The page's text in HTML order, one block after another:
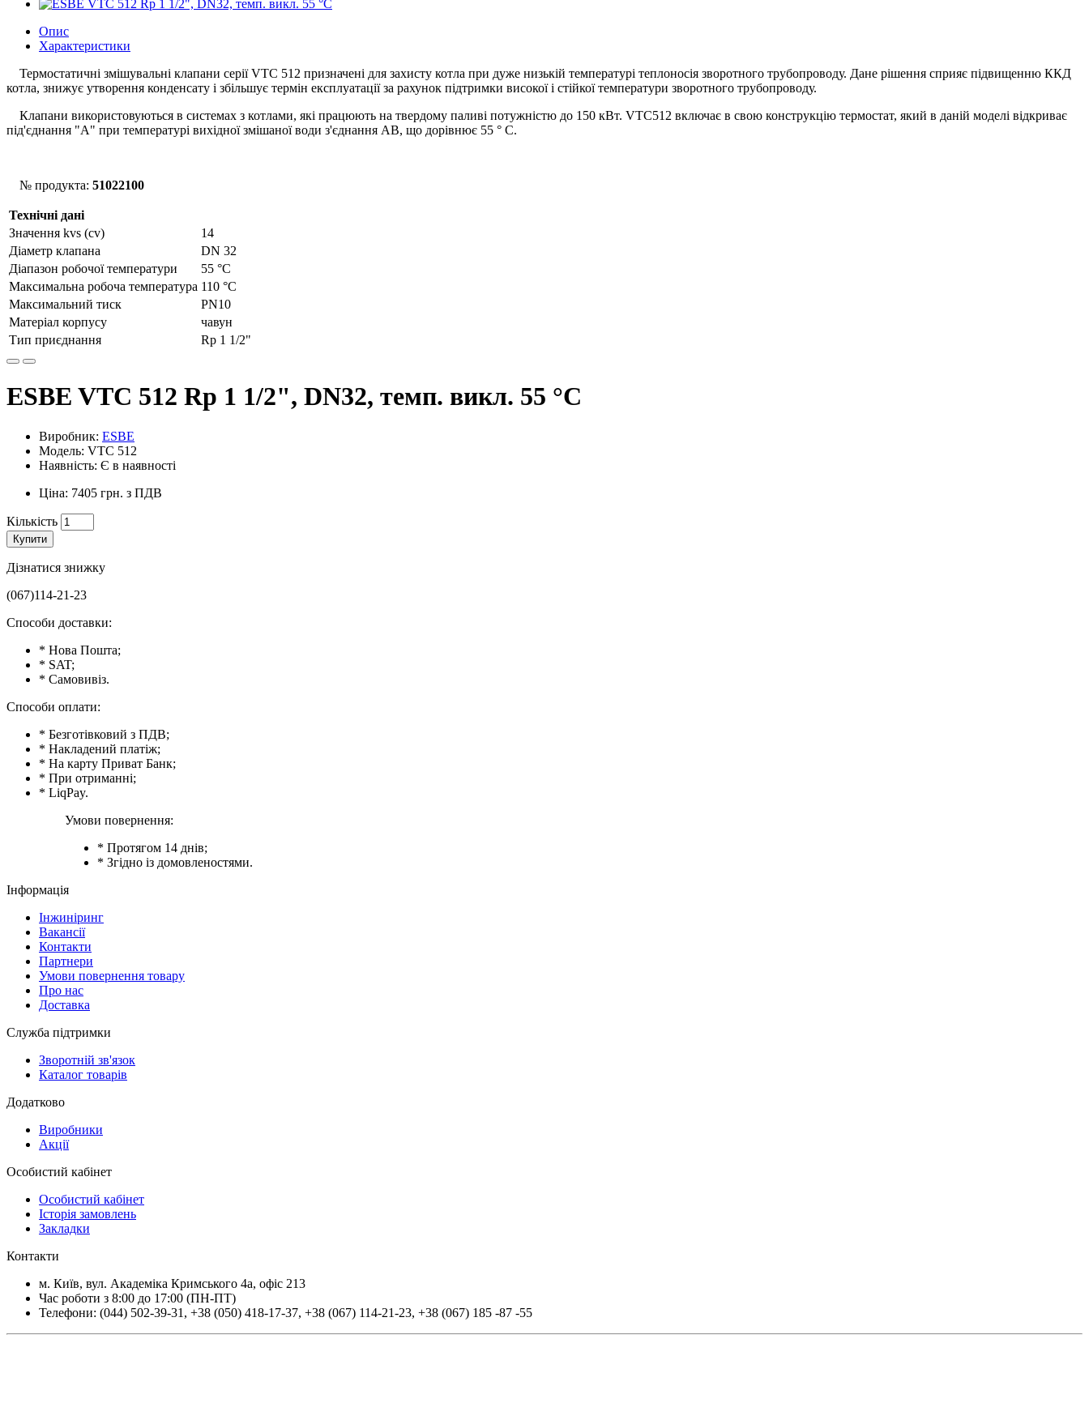
Опис
Характеристики
Термостатичні змішувальні клапани серії VTС 512 призначені для захисту котла при дуже низькій температурі теплоносія зворотного трубопроводу. Дане рішення сприяє підвищенню ККД
котла, знижує утворення конденсату і збільшує термін експлуатації за рахунок підтримки високої і стійкої температури зворотного трубопроводу.
Клапани використовуються в системах з котлами, які працюють на твердому паливі потужністю до 150 кВт. VTС512 включає в свою конструкцію термостат, який в даній моделі відкриває
під'єднання "А" при температурі вихідної змішаної води з'єднання АВ, що дорівнює 55 ° С.
№ продукта: 51022100
Технічні дані
Значення kvs (cv)
14
Діаметр клапана
DN 32
Діапазон робочої температури
55 °С
Максимальна робоча температура 110 °C
Максимальний тиск
PN10
Матеріал корпусу
чавун
Тип приєднання
Rp 1 1/2"
ESBE VTC 512 Rp 1 1/2", DN32, темп. викл. 55 °C
Виробник: ESBE
Модель: VTC 512
Наявність: Є в наявності
Ціна: 7405 грн. з ПДВ
Кількість
Купити
Дізнатися знижку
(067)114-21-23
Способи доставки:
* Нова Пошта;
* SAT;
* Самовивіз.
Способи оплати:
* Безготівковий з ПДВ;
* Накладений платіж;
* На карту Приват Банк;
* При отриманні;
* LiqPay.
Умови повернення:
* Протягом 14 днів;
* Згідно із домовленостями.
Інформація
Інжиніринг
Вакансії
Контакти
Партнери
Умови повернення товару
Про нас
Доставка
Служба підтримки
Зворотній зв'язок
Каталог товарів
Додатково
Виробники
Акції
Особистий кабінет
Особистий кабінет
Історія замовлень
Закладки
Контакти
м. Київ, вул. Академіка Кримського 4а, офіс 213
Час роботи з 8:00 до 17:00 (ПН-ПТ)
Телефони: (044) 502-39-31 , +38 (050) 418-17-37, +38 (067) 114-21-23, +38 (067) 185 -87 -55